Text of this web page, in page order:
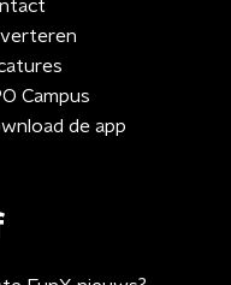
Campus
de app